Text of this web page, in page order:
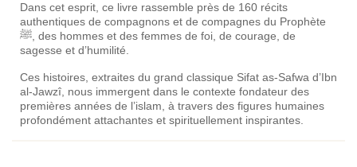
Dans cet esprit, ce livre rassemble près de 160 récits
authentiques de compagnons et de compagnes du Prophète
ﷺ, des hommes et des femmes de foi, de courage, de
sagesse et d’humilité.
Ces histoires, extraites du grand classique Sifat as-Safwa d’Ibn
al-Jawzî, nous immergent dans le contexte fondateur des
premières années de l’islam, à travers des figures humaines
profondément attachantes et spirituellement inspirantes.